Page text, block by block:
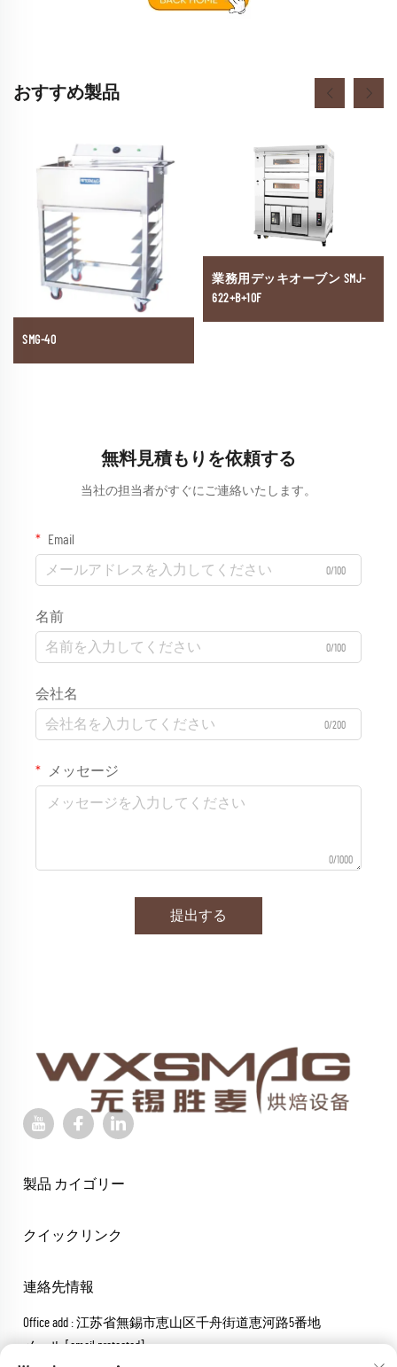
おすすめ製品
SMG-40
業務用デッキオーブン SMJ-
622+B+10F
無料見積もりを依頼する
当社の担当者がすぐにご連絡いたします。
Email
0/100
名前
0/100
会社名
0/200
メッセージ
0/1000
提出する
製品 カイゴリー
クイックリンク
連絡先情報
Office add : 江苏省無錫市恵山区千舟街道恵河路5番地
メール:[email protected]